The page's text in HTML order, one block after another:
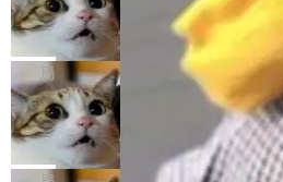
nt智能测试系统入选AI测试领域代表产
O而言，这提示了一个转变：AI测试正
工具升级为企业的质量基础设施。
现实 过去两年，CIO们的焦虑清单上
一是如何让大模型和智能体应用安全
向生产，二是如何让测试团队跟得上
（sum type）。但他说清楚了一件事：
型系统的学术体操，是日常编码的思
章从一个简单的例子切入。一个网站
设置，如果用布尔值 + 可空字段来
ean 表示是否可切换，nullable 的默
色方案、深色方案——会产生大量无意
合。方案缺了、配置冲突了、全 null
Cloudflare 开源内部企业 AI 平台
dflare OS
Cloudflare 发布了一个开源项目
S。如果你只看官方博客，你会觉得这
个"AI 知识库 + 聊天机器人"——每个
做，没什么新鲜的。 但 Kenton
r 上把事情说清楚了： 今天我们发布
re OS，一个带连接器的聊天机器人，
局
Deno 团队开源 Celld，可自托管
布式 Durable Objects
Ryan Dahl 领导的 Deno 团队推出了
目 Celld，一个能在自己机器上运行